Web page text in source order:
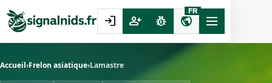
login person_add pest_control public
FR
Accueil›Frelon asiatique›Lamastre